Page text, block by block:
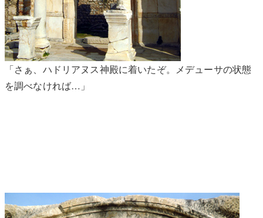
「さぁ、ハドリアヌス神殿に着いたぞ。メデューサの状態
を調べなければ…」